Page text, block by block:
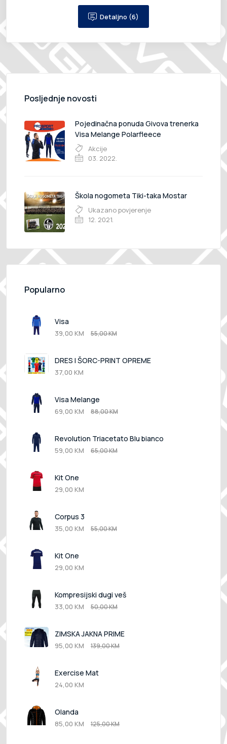
Detaljno (6)
Posljednje novosti
Pojedinačna ponuda Givova trenerka
Visa Melange Polarfleece
Akcije
03. 2022.
Škola nogometa Tiki-taka Mostar
Ukazano povjerenje
12. 2021.
Popularno
Visa
39,00 KM 55,00 KM
DRES I ŠORC-PRINT OPREME
37,00 KM
Visa Melange
69,00 KM 88,00 KM
Revolution Triacetato Blu bianco
59,00 KM 65,00 KM
Kit One
29,00 KM
Corpus 3
35,00 KM 55,00 KM
Kit One
29,00 KM
Kompresijski dugi veš
33,00 KM 50,00 KM
ZIMSKA JAKNA PRIME
95,00 KM 139,00 KM
Exercise Mat
24,00 KM
Olanda
85,00 KM 125,00 KM